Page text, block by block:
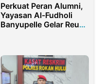
Perkuat Peran Alumni,
Yayasan Al-Fudholi
Banyupelle Gelar Reuni